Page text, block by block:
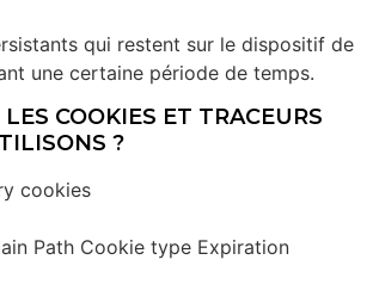
qui restent sur le dispositif de
une certaine période de temps.
COOKIES ET TRACEURS
?
cookies
Path Cookie type Expiration